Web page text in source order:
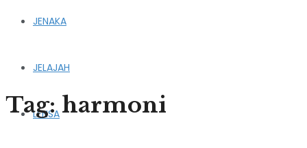
JENAKA
JELAJAH
LENSA
Tag:harmoni